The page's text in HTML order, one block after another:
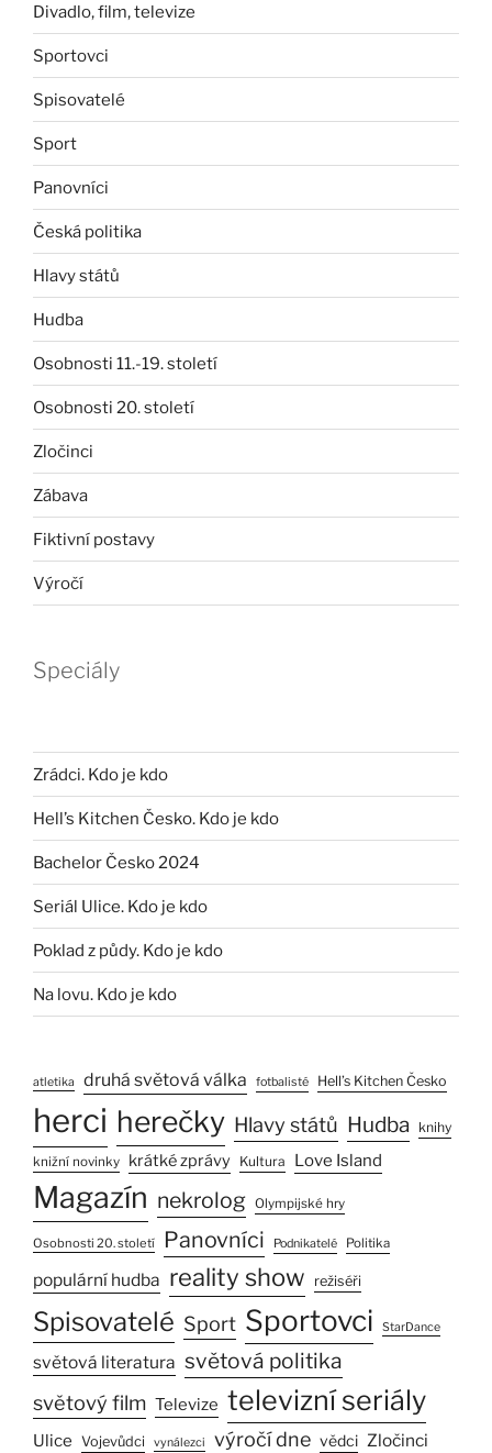
Divadlo, film, televize
Sportovci
Spisovatelé
Sport
Panovníci
Česká politika
Hlavy států
Hudba
Osobnosti 11.-19. století
Osobnosti 20. století
Zločinci
Zábava
Fiktivní postavy
Výročí
Speciály
Zrádci. Kdo je kdo
Hell’s Kitchen Česko. Kdo je kdo
Bachelor Česko 2024
Seriál Ulice. Kdo je kdo
Poklad z půdy. Kdo je kdo
Na lovu. Kdo je kdo
atletika druhá světová válka fotbalisté Hell’s Kitchen Česko
herci herečky Hlavy států Hudba knihy
knižní novinky krátké zprávy Kultura Love Island
Magazín nekrolog Olympijské hry
Osobnosti 20. století Panovníci Podnikatelé Politika
populární hudba reality show režiséři
Spisovatelé Sport Sportovci StarDance
světová literatura světová politika
světový film Televize televizní seriály
Ulice Vojevůdci vynálezci výročí dne vědci Zločinci